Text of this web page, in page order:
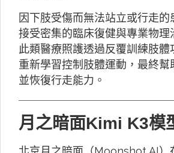
因下肢受傷而無法站立或行走的
接受密集的臨床復健與專業物理
此類醫療照護透過反覆訓練肢體
重新學習控制肢體運動，最終幫
並恢復行走能力。
月之暗面Kimi K3模